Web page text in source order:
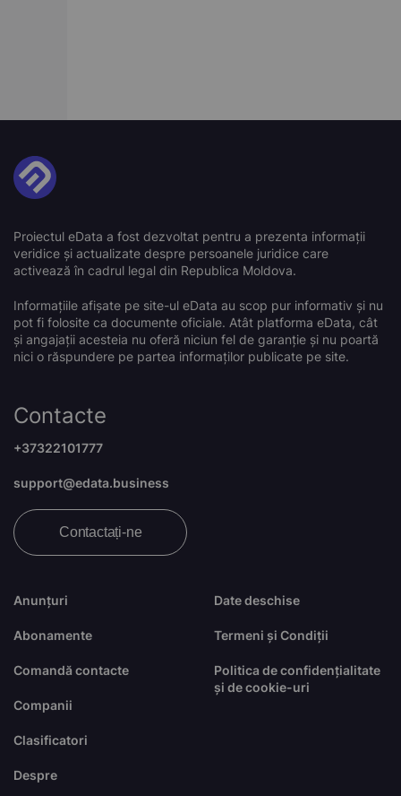
Proiectul eData a fost dezvoltat pentru a prezenta informații
veridice și actualizate despre persoanele juridice care
activează în cadrul legal din Republica Moldova.
Informațiile afișate pe site-ul eData au scop pur informativ și nu
pot fi folosite ca documente oficiale. Atât platforma eData, cât
și angajații acesteia nu oferă niciun fel de garanție și nu poartă
nici o răspundere pe partea informaților publicate pe site.
Anunțuri
Abonamente
Comandă contacte
Companii
Clasificatori
Despre
Date deschise
Termeni și Condiții
Politica de confidențialitate
și de cookie-uri
Contacte
+37322101777
support@edata.business
Contactați-ne